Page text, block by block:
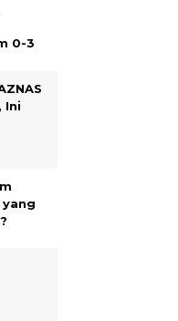
0-3
Ini